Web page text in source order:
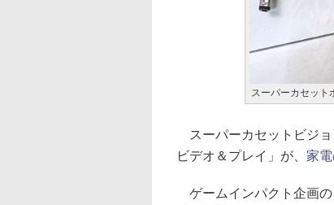
スーパーカセット
スーパーカセットビジョ
ビデオ＆プレイ」が、 家
ゲームインパクト企画の